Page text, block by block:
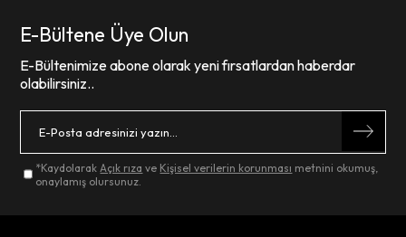
Benzer Performans:
bezler, orijinal ürünlere yakın performans sağlar.
Dikkat Edilmesi Gerekenler:
Uyumlu mop bezlerinin
cihazınıza tam uyduğundan emin olun.
Orijinal ve uyumlu mop bezlerini güvenilir satıcılar üzerinden,
özellikle
Robotyedek.com gibi platformlardan temin edebilirsiniz.
Mop Değişimi ve Temizlik İpuçları
E-Bültene Üye Olun
E-Bültenimize abone olarak yeni fırsatlardan haberdar
olabilirsiniz..
*Kaydolarak Açık rıza ve Kişisel verilerin korunması metnini okumuş,
onaylamış olursunuz.